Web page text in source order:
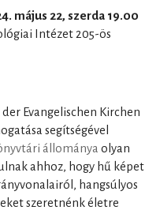
május 22, szerda 19.00
Intézet 205-ös
Evangelischen Kirchen
segítségével
állománya olyan
ahhoz, hogy hű képet
hangsúlyos
szeretnénk életre